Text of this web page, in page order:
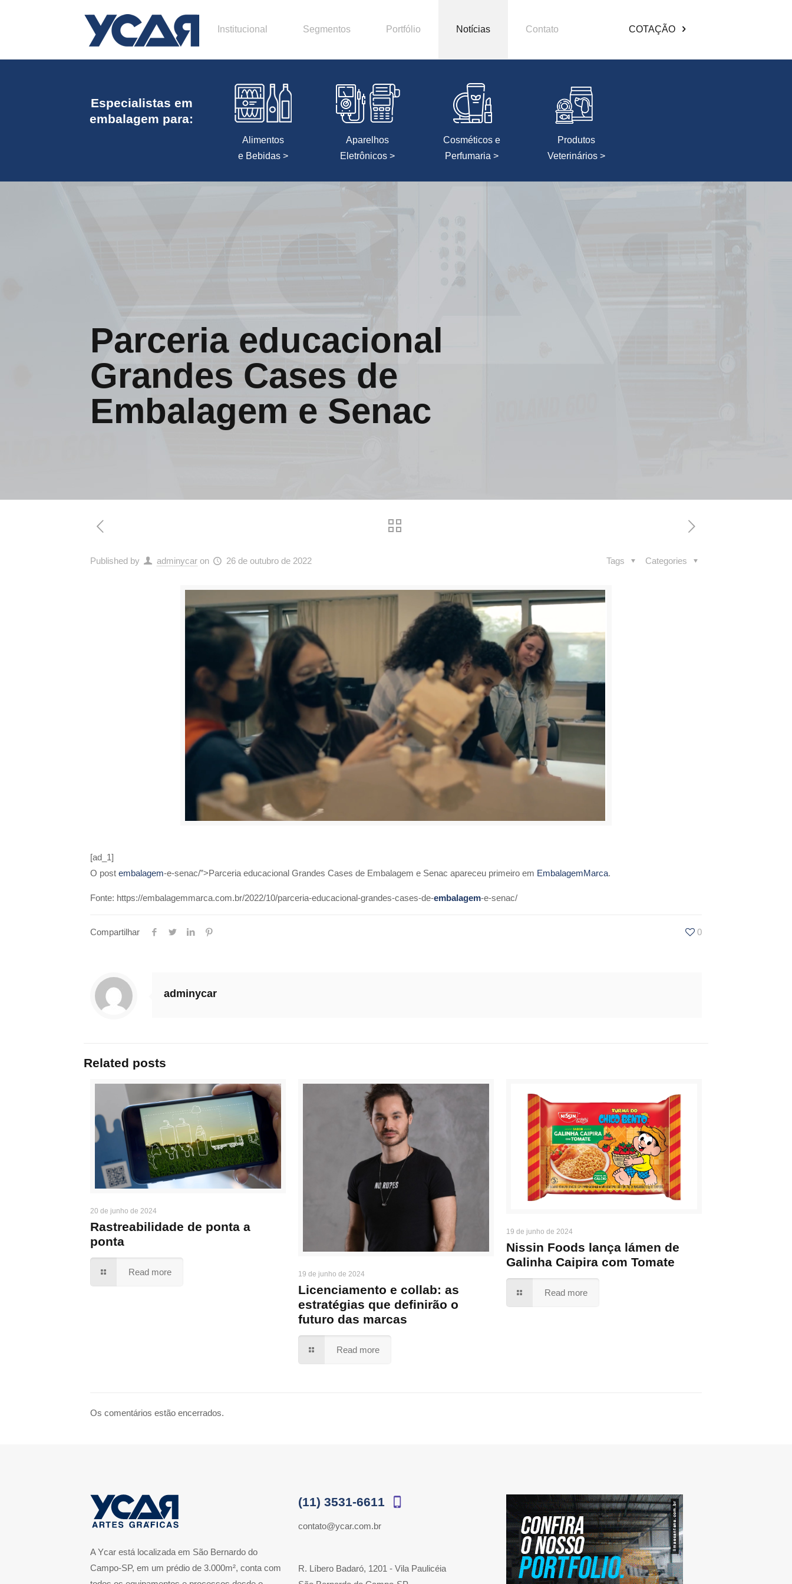
Institucional Segmentos Portfólio Notícias Contato COTAÇÃO
Especialistas em
embalagem para:
Alimentos
e Bebidas >
Aparelhos
Eletrônicos >
Cosméticos e
Perfumaria >
Produtos
Veterinários >
Parceria educacional
Grandes Cases de
Embalagem e Senac
Published by adminycar on 26 de outubro de 2022 Categories
Tags
[ad_1]
O post embalagem-e-senac/”>Parceria educacional Grandes Cases de Embalagem e Senac apareceu primeiro em EmbalagemMarca.
Fonte: https://embalagemmarca.com.br/2022/10/parceria-educacional-grandes-cases-de-embalagem-e-senac/
Compartilhar 0
adminycar
Related posts
20 de junho de 2024
Rastreabilidade de ponta a
ponta
Read more 19 de junho de 2024
Licenciamento e collab: as
estratégias que definirão o
futuro das marcas
Read more
19 de junho de 2024
Nissin Foods lança lámen de
Galinha Caipira com Tomate
Read more
Os comentários estão encerrados.
A Ycar está localizada em São Bernardo do
Campo-SP, em um prédio de 3.000m², conta com
(11) 3531-6611
contato@ycar.com.br
R. Líbero Badaró, 1201 - Vila Paulicéia